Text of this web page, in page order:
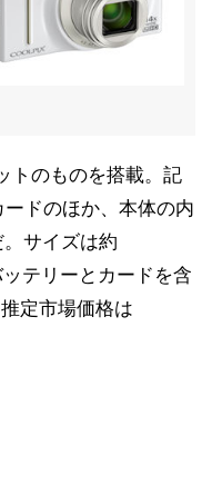
トのものを搭載。記
ドのほか、本体の内
サイズは約
テリーとカードを含
定市場価格は